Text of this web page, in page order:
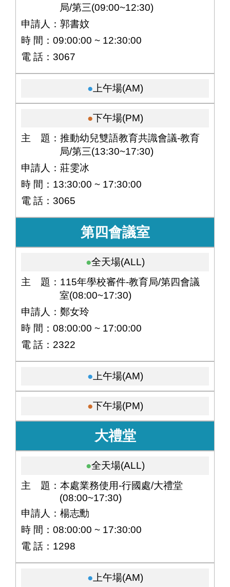
局/第三(09:00~12:30)
申請人：郭書妏
時 間：09:00:00 ~ 12:30:00
電 話：3067
上午場(AM)
下午場(PM)
主 題：推動幼兒雙語教育共識會議-教育
局/第三(13:30~17:30)
申請人：莊雯冰
時 間：13:30:00 ~ 17:30:00
電 話：3065
第四會議室
全天場(ALL)
主 題：115年學校審件-教育局/第四會議
室(08:00~17:30)
申請人：鄭女玲
時 間：08:00:00 ~ 17:00:00
電 話：2322
上午場(AM)
下午場(PM)
大禮堂
全天場(ALL)
主 題：本處業務使用-行國處/大禮堂
(08:00~17:30)
申請人：楊志勳
時 間：08:00:00 ~ 17:30:00
電 話：1298
上午場(AM)